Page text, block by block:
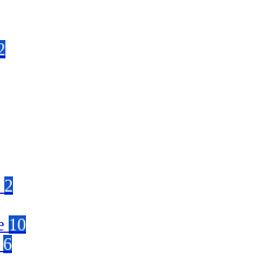
2
10
6